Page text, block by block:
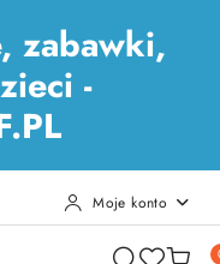
zabawki,
-
Moje konto